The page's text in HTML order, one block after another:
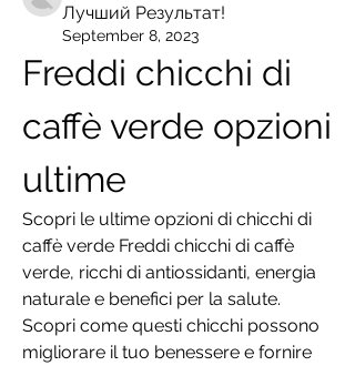
Лучший Результат!
September 8, 2023
Freddi chicchi di
caffè verde opzioni
ultime
Scopri le ultime opzioni di chicchi di
caffè verde Freddi chicchi di caffè
verde, ricchi di antiossidanti, energia
naturale e benefici per la salute.
Scopri come questi chicchi possono
migliorare il tuo benessere e fornire